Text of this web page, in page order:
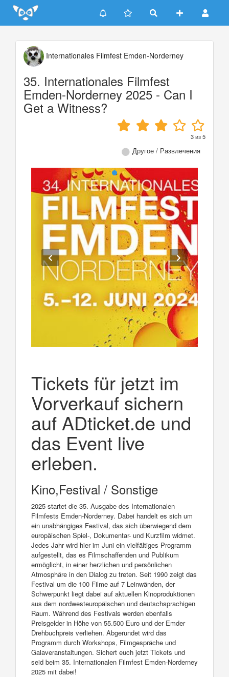
Update cookies preferences
Internationales Filmfest Emden-Norderney
35. Internationales Filmfest
Emden-Norderney 2025 - Can I
Get a Witness?
3из5
Другое / Развлечения
Tickets für jetzt im
Vorverkauf sichern
auf ADticket.de und
das Event live
erleben.
Kino,Festival / Sonstige
2025 startet die 35. Ausgabe des Internationalen
Filmfests Emden-Norderney. Dabei handelt es sich um
ein unabhängiges Festival, das sich überwiegend dem
europäischen Spiel-, Dokumentar- und Kurzfilm widmet.
Jedes Jahr wird hier im Juni ein vielfältiges Programm
aufgestellt, das es Filmschaffenden und Publikum
ermöglicht, in einer herzlichen und persönlichen
Atmosphäre in den Dialog zu treten. Seit 1990 zeigt das
Festival um die 100 Filme auf 7 Leinwänden, der
Schwerpunkt liegt dabei auf aktuellen Kinoproduktionen
aus dem nordwesteuropäischen und deutschsprachigen
Raum. Während des Festivals werden ebenfalls
Preisgelder in Höhe von 55.500 Euro und der Emder
Drehbuchpreis verliehen. Abgerundet wird das
Programm durch Workshops, Filmgespräche und
Galaveranstaltungen. Sichert euch jetzt Tickets und
seid beim 35. Internationalen Filmfest Emden-Norderney
2025 mit dabei!